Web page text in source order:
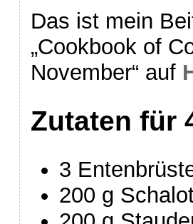
Das ist mein
„Cookbook of
November“ auf
Zutaten für
3
200 g